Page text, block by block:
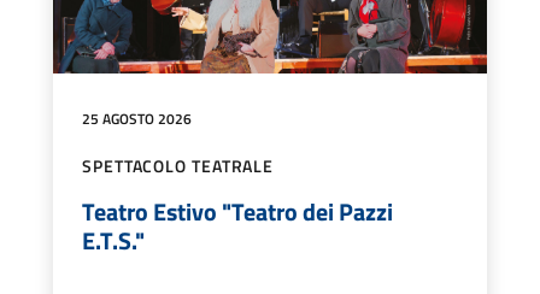
25 AGOSTO 2026
SPETTACOLO TEATRALE
Teatro Estivo "Teatro dei Pazzi
E.T.S."